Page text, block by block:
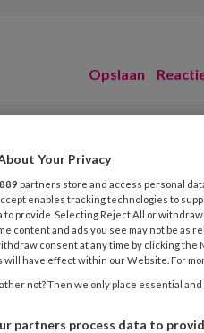
Opslaan
3
Your Privacy
889 partners store and access personal
enables tracking technologies to
to provide. Selecting Reject All or
content and ads you see may not be as
consent at any time by clicking the
will have effect within our Website. For
not? Then we only place essential
partners process data to